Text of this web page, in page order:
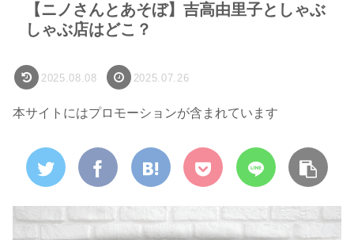
【ニノさんとあそぼ】吉高由里子としゃぶ
しゃぶ店はどこ？
2025.08.08 2025.07.26
本サイトにはプロモーションが含まれています